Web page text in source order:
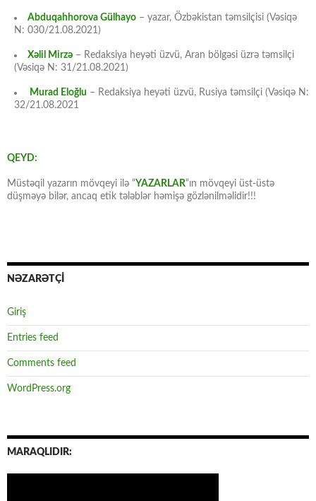
Abduqahhorova Gülhayo – yazar, Özbəkistan təmsilçisi (Vəsiqə
N: 030/21.08.2021)
Xəlil Mirzə – Redaksiya heyəti üzvü, Aran bölgəsi üzrə təmsilçi
(Vəsiqə N: 31/21.08.2021)
Murad Eloğlu – Redaksiya heyəti üzvü, Rusiya təmsilçi (Vəsiqə N:
32/21.08.2021
QEYD:
Müstəqil yazarın mövqeyi ilə “YAZARLAR“ın mövqeyi üst-üstə
düşməyə bilər, ancaq etik tələblər həmişə gözlənilməlidir!!!
NƏZARƏTÇİ
Giriş
Entries feed
Comments feed
WordPress.org
MARAQLIDIR: